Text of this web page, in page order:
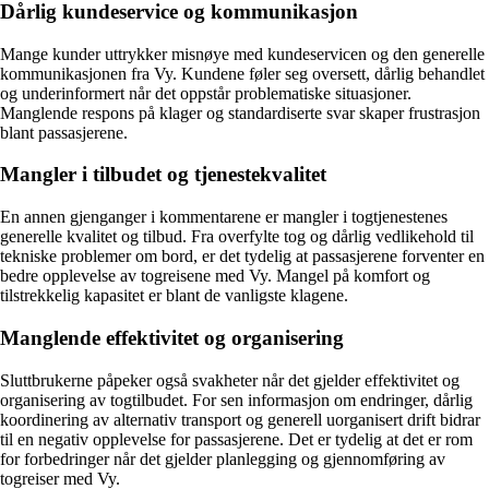
Dårlig kundeservice og kommunikasjon
Mange kunder uttrykker misnøye med kundeservicen og den generelle
kommunikasjonen fra Vy. Kundene føler seg oversett, dårlig behandlet
og underinformert når det oppstår problematiske situasjoner.
Manglende respons på klager og standardiserte svar skaper frustrasjon
blant passasjerene.
Mangler i tilbudet og tjenestekvalitet
En annen gjenganger i kommentarene er mangler i togtjenestenes
generelle kvalitet og tilbud. Fra overfylte tog og dårlig vedlikehold til
tekniske problemer om bord, er det tydelig at passasjerene forventer en
bedre opplevelse av togreisene med Vy. Mangel på komfort og
tilstrekkelig kapasitet er blant de vanligste klagene.
Manglende effektivitet og organisering
Sluttbrukerne påpeker også svakheter når det gjelder effektivitet og
organisering av togtilbudet. For sen informasjon om endringer, dårlig
koordinering av alternativ transport og generell uorganisert drift bidrar
til en negativ opplevelse for passasjerene. Det er tydelig at det er rom
for forbedringer når det gjelder planlegging og gjennomføring av
togreiser med Vy.